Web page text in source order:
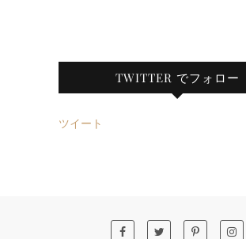
TWITTER でフォロー
ツイート